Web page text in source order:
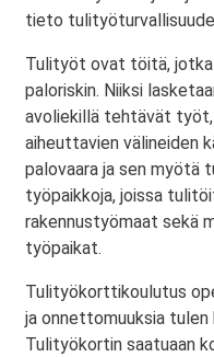
tieto
Tulityöt ovat töitä,
paloriskin. Niiksi
avoliekillä tehtävät
aiheuttavien välineiden
palovaara ja sen myötä
työpaikkoja, joissa
rakennustyömaat sekä
työpaikat.
Tulityökorttikoulutus
ja onnettomuuksia
Tulityökortin saatuaan